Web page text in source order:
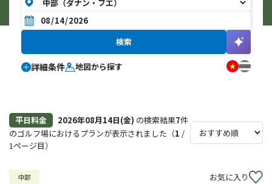
詳細条件 地図から探す
平日料金 2026年08月14日(金) の検索結果7件
のゴルフ場におけるプランが表示されました（1 /
1ページ目）
中部 お気に入り